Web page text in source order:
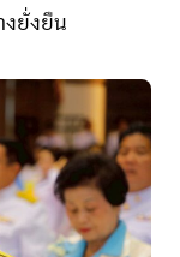
งยั่งยืน